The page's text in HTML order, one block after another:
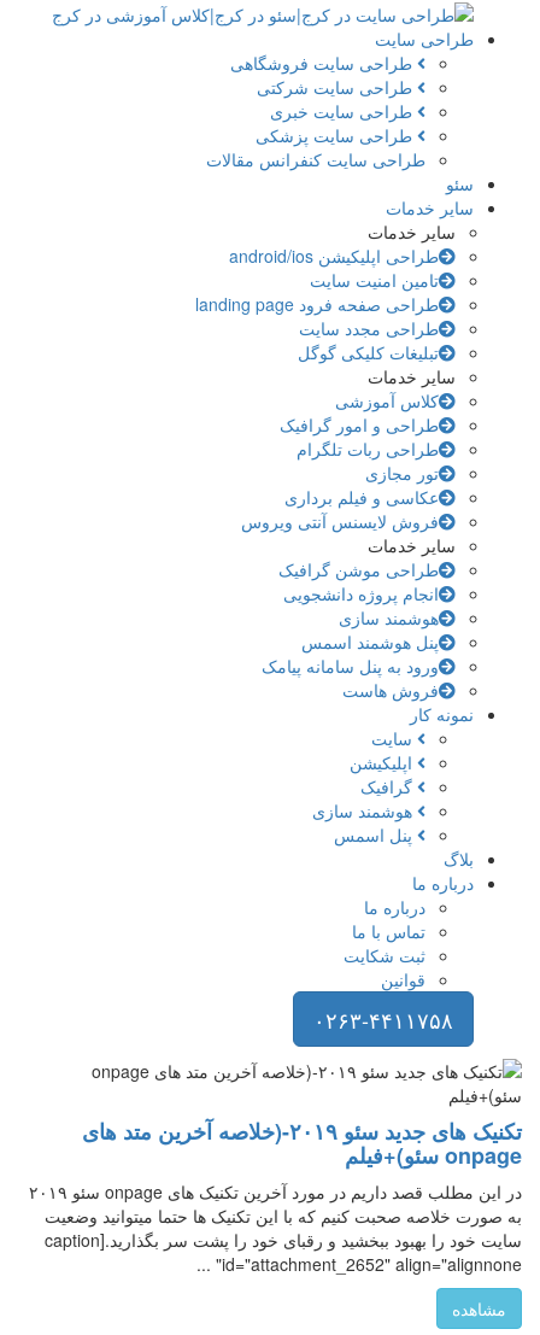
طراحی سایت
طراحی سایت فروشگاهی
طراحی سایت شرکتی
طراحی سایت خبری
طراحی سایت پزشکی
طراحی سایت کنفرانس مقالات
سئو
سایر خدمات
سایر خدمات
طراحی اپلیکیشن android/ios
تامین امنیت سایت
طراحی صفحه فرود landing page
طراحی مجدد سایت
تبلیغات کلیکی گوگل
سایر خدمات
کلاس آموزشی
طراحی و امور گرافیک
طراحی ربات تلگرام
تور مجازی
عکاسی و فیلم برداری
فروش لایسنس آنتی ویروس
سایر خدمات
طراحی موشن گرافیک
انجام پروژه دانشجویی
هوشمند سازی
پنل هوشمند اسمس
ورود به پنل سامانه پیامک
فروش هاست
نمونه کار
سایت
اپلیکیشن
گرافیک
هوشمند سازی
پنل اسمس
بلاگ
درباره ما
درباره ما
تماس با ما
ثبت شکایت
قوانین
۰۲۶۳-۴۴۱۱۷۵۸
تکنیک های جدید سئو ۲۰۱۹-(خلاصه آخرین متد های
onpage سئو)+فیلم
در این مطلب قصد داریم در مورد آخرین تکنیک های onpage سئو ۲۰۱۹
به صورت خلاصه صحبت کنیم که با این تکنیک ها حتما میتوانید وضعیت
سایت خود را بهبود ببخشید و رقبای خود را پشت سر بگذارید.[caption
id="attachment_2652" align="alignnone" ...
مشاهده